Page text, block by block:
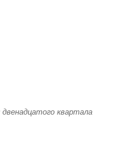
двенадцатого квартала